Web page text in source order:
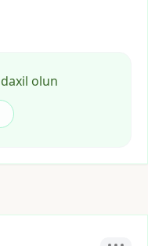
olun